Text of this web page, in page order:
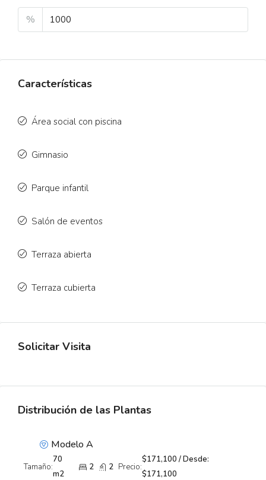
%
Características
Área social con piscina
Gimnasio
Parque infantil
Salón de eventos
Terraza abierta
Terraza cubierta
Solicitar Visita
Distribución de las Plantas
Modelo A
Tamaño:
70
m2
2 2 Precio:
$171,100 / Desde:
$171,100